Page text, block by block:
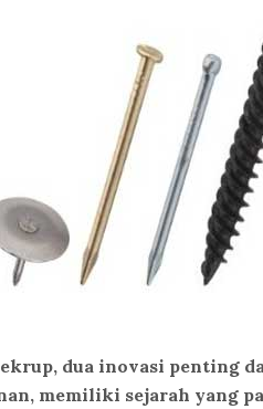
dua inovasi penting
memiliki sejarah yang